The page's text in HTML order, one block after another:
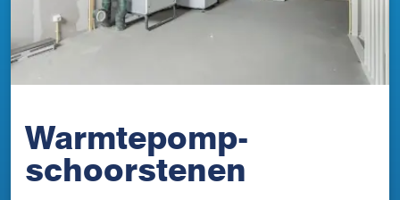
Warmtepomp-
schoorstenen